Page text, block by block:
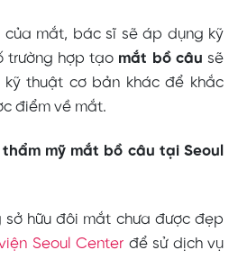
của mắt, bác sĩ sẽ áp dụng kỹ
trường hợp tạo mắt bồ câu sẽ
kỹ thuật cơ bản khác để khắc
điểm về mắt.
mỹ mắt bồ câu tại Seoul
sở hữu đôi mắt chưa được đẹp
Seoul Center để sử dịch vụ